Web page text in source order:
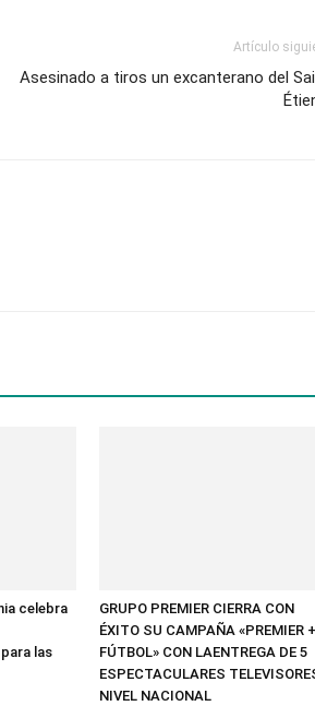
Artículo
Asesinado a tiros un excanterano del
celebra
las
GRUPO PREMIER CIERRA CON
ÉXITO SU CAMPAÑA «PREMIER +
FÚTBOL» CON LAENTREGA DE 5
ESPECTACULARES
NIVEL NACIONAL